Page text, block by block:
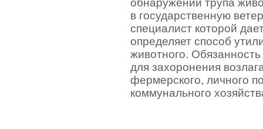
обнаружении трупа
в государственную
специалист которой
определяет способ
животного.
для захоронения
фермерского, личного
коммунального